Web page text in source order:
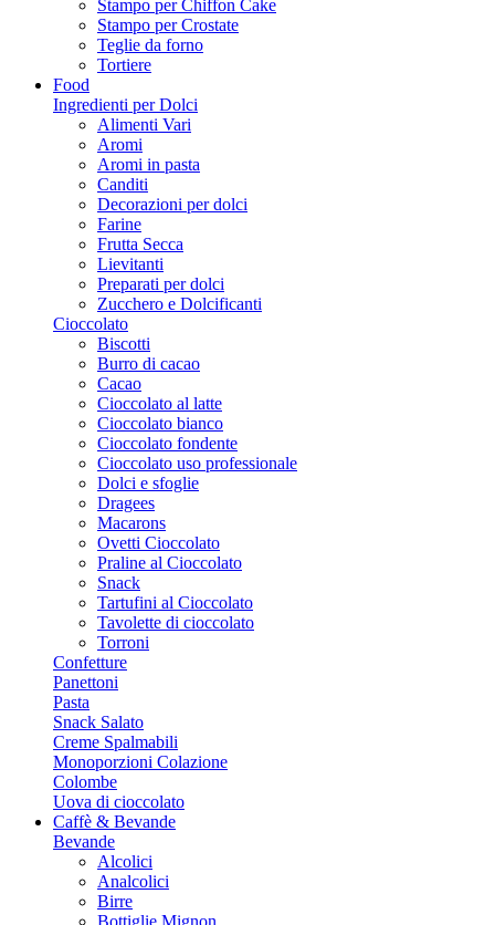
Stampo per Chiffon Cake
Stampo per Crostate
Teglie da forno
Tortiere
Food
Ingredienti per Dolci
Alimenti Vari
Aromi
Aromi in pasta
Canditi
Decorazioni per dolci
Farine
Frutta Secca
Lievitanti
Preparati per dolci
Zucchero e Dolcificanti
Cioccolato
Biscotti
Burro di cacao
Cacao
Cioccolato al latte
Cioccolato bianco
Cioccolato fondente
Cioccolato uso professionale
Dolci e sfoglie
Dragees
Macarons
Ovetti Cioccolato
Praline al Cioccolato
Snack
Tartufini al Cioccolato
Tavolette di cioccolato
Torroni
Confetture
Panettoni
Pasta
Snack Salato
Creme Spalmabili
Monoporzioni Colazione
Colombe
Uova di cioccolato
Caffè & Bevande
Bevande
Alcolici
Analcolici
Birre
Bottiglie Mignon